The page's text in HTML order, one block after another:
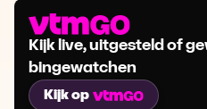
Kijk live, uitgesteld of
bingewatchen
Kijk op